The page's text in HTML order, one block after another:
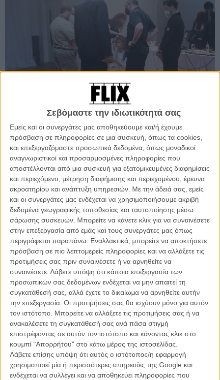
Σεβόμαστε την ιδιωτικότητά σας
Εμείς και οι συνεργάτες μας αποθηκεύουμε και/ή έχουμε
πρόσβαση σε πληροφορίες σε μια συσκευή, όπως τα cookies,
και επεξεργαζόμαστε προσωπικά δεδομένα, όπως μοναδικοί
αναγνωριστικοί και προσαρμοσμένες πληροφορίες που
αποστέλλονται από μια συσκευή για εξατομικευμένες διαφημίσεις
και περιεχόμενο, μέτρηση διαφήμισης και περιεχομένου, έρευνα
ακροατηρίου και ανάπτυξη υπηρεσιών. Με την άδειά σας, εμείς
και οι συνεργάτες μας ενδέχεται να χρησιμοποιήσουμε ακριβή
δεδομένα γεωγραφικής τοποθεσίας και ταυτοποίησης μέσω
σάρωσης συσκευών. Μπορείτε να κάνετε κλικ για να συναινέσετε
στην επεξεργασία από εμάς και τους συνεργάτες μας όπως
περιγράφεται παραπάνω. Εναλλακτικά, μπορείτε να αποκτήσετε
πρόσβαση σε πιο λεπτομερείς πληροφορίες και να αλλάξετε τις
προτιμήσεις σας πριν συναινέσετε ή να αρνηθείτε να
συναινέσετε. Λάβετε υπόψη ότι κάποια επεξεργασία των
προσωπικών σας δεδομένων ενδέχεται να μην απαιτεί τη
συγκατάθεσή σας, αλλά έχετε το δικαίωμα να αρνηθείτε αυτήν
την επεξεργασία. Οι προτιμήσεις σας θα ισχύουν μόνο για αυτόν
τον ιστότοπο. Μπορείτε να αλλάξετε τις προτιμήσεις σας ή να
ανακαλέσετε τη συγκατάθεσή σας ανά πάσα στιγμή
επιστρέφοντας σε αυτόν τον ιστότοπο και κάνοντας κλικ στο
κουμπί "Απορρήτου" στο κάτω μέρος της ιστοσελίδας.
Λάβετε επίσης υπόψη ότι αυτός ο ιστότοπος/η εφαρμογή
χρησιμοποιεί μία ή περισσότερες υπηρεσίες της Google και
ενδέχεται να συλλέγει και να αποθηκεύει πληροφορίες που
Στα γυρίσμστα του «Flux Gourmet»
Νόμιζα ότι είμαι Ελληνας, τουλάχιστον μισός, αλλά για τις
ελληνικές Αρχές δεν είμαι ούτε καν αυτό.Η μητέρα μου είναι
Ελληνίδα, αλλά ο γάμος της με τον πατέρα μου δεν θεωρήθηκε ποτέ
έγκυρος λόγω μιας σφραγίδας. Ετσι έχασα για πάντα την ευκαιρία
να αποκτήσω την ελληνική ιθαγένεια.
Προσπαθώ να κάνω μια «ελληνική» ταινία εδώ και 10 χρόνια.
Εχω αποτύχει παταγωδώς. Κουράστηκα. Δεν θέλει κανείς να τη
χρηματοδοτήσει. Υπήρχε ένας παραγωγός, υπήρχε ενδιαφέρον και
από άλλους, οι οποίοι όμως περίμεναν μια μεγάλη πλατφόρμα να
βάλει τον μεγαλύτερο όγκο των χρημάτων. Είναι ακριβή ταινία,
αφορά την ελληνική κοινότητα της Νέας Υόρκης. Σε έναν από τους
ρόλους θα έπαιζε η Τόνια Σωτηροπούλου (σ.σ. είχαν συνεργαστεί
ξανά στο «Berberian Sound Studio»). Στην πραγματικόητα ήταν -
είναι - μια πολύ προσωπική ιστορία. Εχει να κάνει με μένα και το
πώς ξέχασα τα ελληνικά μου. Αφορά όλους τους Ελληνες που
έζησαν αλλού, στη Μελβούρνη, στην Αστόρια και ξέχασαν να μιλάνε
ελληνικά. Αυτή η ταινία θα γινόταν για να διώξω την ενοχή μου.
Φταίω μόνο εγώ που ξέχασα να μιλάω ελληνικά. Οταν ήμουν μικρός
μιλούσα, η μητέρα μου μου είχε μάθει. Αποφάσισα, λοιπόν, ότι θα το
κάνω βιβλίο. Μια ταινία, ή καλύτερα, «ένα σενάριο που δεν έγινε
ποτέ ταινία».